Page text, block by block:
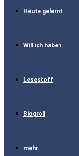
Heute gelernt
Will ich haben
Lesestoff
Blogroll
mehr…